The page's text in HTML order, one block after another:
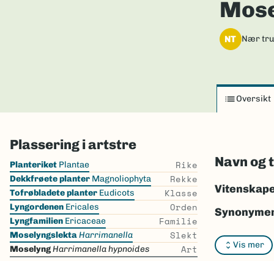
NT Nær
Oversikt
Plassering i artstre
Skip
the
list
Planteriket Plantae Rike
Dekkfrøete planter Magnoliophyta Rekke
Tofrøbladete planter Eudicots Klasse
Lyngordenen Ericales Orden
Lyngfamilien Ericaceae Familie
MoselyngslektaHarrimanella Slekt
MoselyngHarrimanella hypnoides Art
Navn og
Vis mer
Bokmål: